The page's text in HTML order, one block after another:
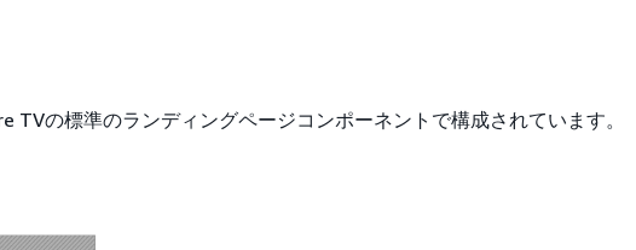
TVの標準のランディングページコンポーネントで構成されています。